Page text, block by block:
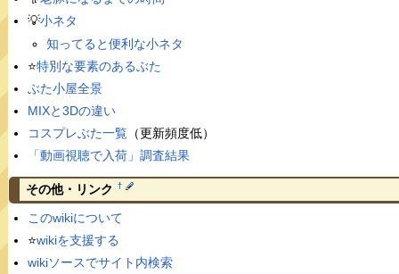
💡小ネタ
知ってると便利な小ネタ
⭐️特別な要素のあるぶた
ぶた小屋全景
MIXと3Dの違い
コスプレぶた一覧（更新頻度低）
「動画視聴で入荷」調査結果
その他・リンク †
このwikiについて
⭐️wikiを支援する
wikiソースでサイト内検索